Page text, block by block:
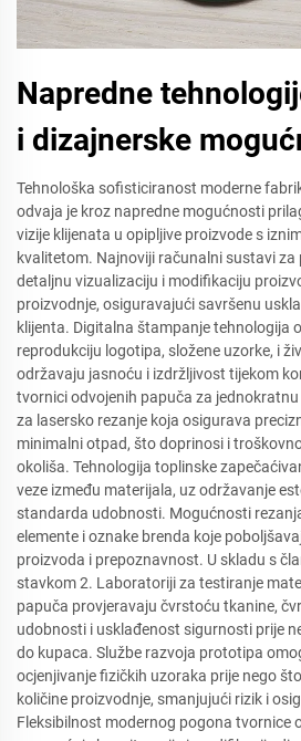
Napredne
i dizajnerske
Tehnološka sofisticiranost moderne
odvaja je kroz napredne mogućnosti
vizije klijenata u opipljive proizvode s
kvalitetom. Najnoviji računalni sustavi
detaljnu vizualizaciju i modifikaciju
proizvodnje, osiguravajući savršenu
klijenta. Digitalna štampanje tehnologija
reprodukciju logotipa, složene uzorke, i
održavaju jasnoću i izdržljivost tijekom
tvornici odvojenih papuča za
za lasersko rezanje koja osigurava
minimalni otpad, što doprinosi i
okoliša. Tehnologija toplinske
veze između materijala, uz održavanje
standarda udobnosti. Mogućnosti
elemente i oznake brenda koje
proizvoda i prepoznavnost. U skladu s
stavkom 2. Laboratoriji za testiranje
papuča provjeravaju čvrstoću tkanine,
udobnosti i usklađenost sigurnosti prije
do kupaca. Službe razvoja prototipa
ocjenjivanje fizičkih uzoraka prije nego
količine proizvodnje, smanjujući rizik i
Fleksibilnost modernog pogona tvornice